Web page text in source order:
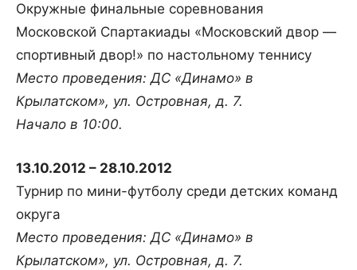
Окружные финальные соревнования
Московской Спартакиады «Московский двор —
спортивный двор!» по настольному теннису
Место проведения: ДС «Динамо» в
Крылатском», ул. Островная, д. 7.
Начало в 10:00.
13.10.2012 – 28.10.2012
Турнир по мини-футболу среди детских команд
округа
Место проведения: ДС «Динамо» в
Крылатском», ул. Островная, д. 7.